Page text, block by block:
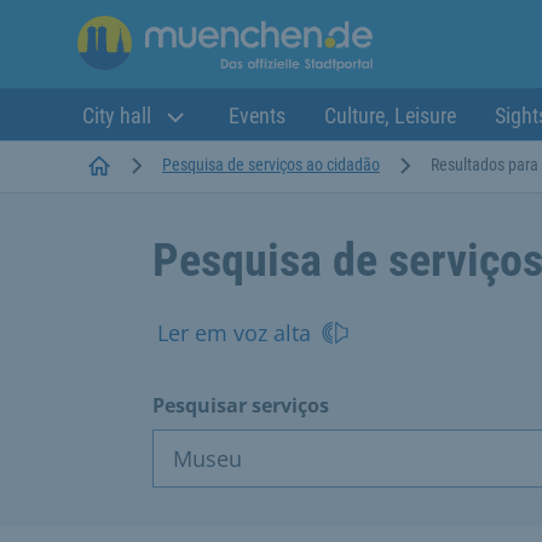
City hall Events Culture, Leisure
StartseitePesquisa de serviços ao cidadão Resultados
Pesquisa de
Ler em voz alta
Pesquisar serviços